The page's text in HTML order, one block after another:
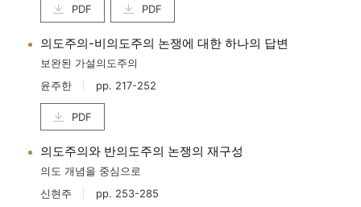
PDF PDF
의도주의-비의도주의 논쟁에 대한 하나의 답변
보완된 가설의도주의
윤주한
pp. 217-252
PDF
의도주의와 반의도주의 논쟁의 재구성
의도 개념을 중심으로
신현주
pp. 253-285